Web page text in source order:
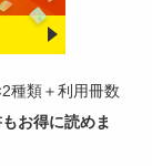
種類＋利用冊数
お得に読めま